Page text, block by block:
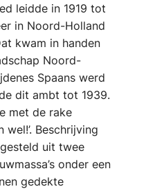
leidde in 1919 tot
in Noord-Holland
kwam in handen
Noord-
Spaans werd
dit ambt tot 1939.
met de rake
Beschrijving
uit twee
onder een
gedekte